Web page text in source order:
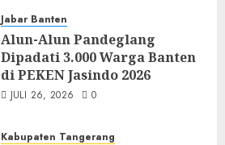
Jabar Banten
Alun-Alun Pandeglang
Dipadati 3.000 Warga Banten
di PEKEN Jasindo 2026
JULI 26, 2026 0
Kabupaten Tangerang